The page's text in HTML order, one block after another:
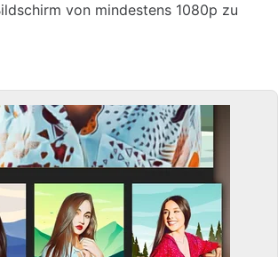
von mindestens 1080p zu